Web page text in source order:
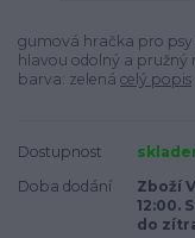
gumová hračka pro psy
hlavou odolný a
barva: zelená celý popis
Dostupnost
Doba dodání
Zboží
12:00.
do